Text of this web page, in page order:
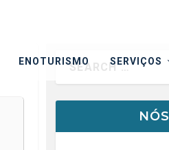
ENOTURISMO SERVIÇOS
NÓS